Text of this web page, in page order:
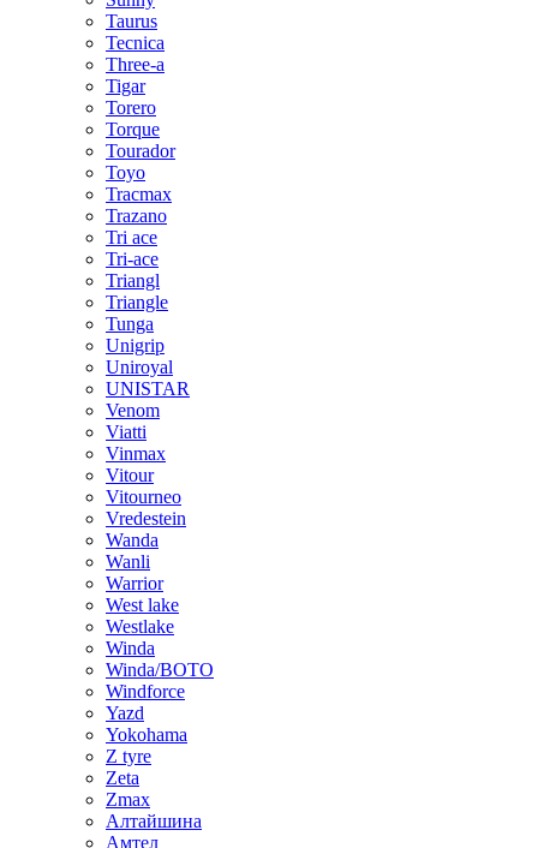
Taurus
Tecnica
Three-a
Tigar
Torero
Torque
Tourador
Toyo
Tracmax
Trazano
Tri ace
Tri-ace
Triangl
Triangle
Tunga
Unigrip
Uniroyal
UNISTAR
Venom
Viatti
Vinmax
Vitour
Vitourneo
Vredestein
Wanda
Wanli
Warrior
West lake
Westlake
Winda
Winda/BOTO
Windforce
Yazd
Yokohama
Z tyre
Zeta
Zmax
Алтайшина
Амтел